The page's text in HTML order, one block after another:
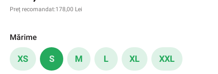
Preț recomandat:178,00 Lei
Mărime
XS S M L XL XXL